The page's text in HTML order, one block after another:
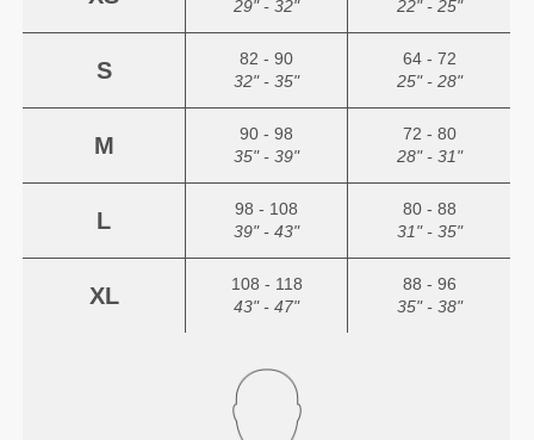
29" - 32" 22" - 25"
S
82 - 90
32" - 35"
64 - 72
25" - 28"
M
90 - 98
35" - 39"
72 - 80
28" - 31"
L
98 - 108
39" - 43"
80 - 88
31" - 35"
XL
108 - 118
43" - 47"
88 - 96
35" - 38"